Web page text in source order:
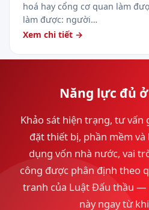
hoá hay cổng cơ quan làm
làm được: người…
Xem chi tiết →
Năng lực đủ
Khảo sát hiện trạng, tư vấn
đặt thiết bị, phần mềm
dụng vốn nhà nước, vai
công được phân định theo
tranh của Luật Đấu thầu —
này ngay từ